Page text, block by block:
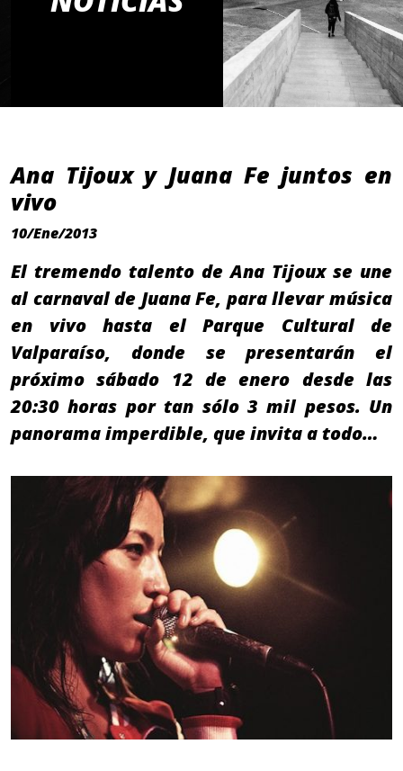
Ana Tijoux y Juana Fe juntos en
vivo
10/Ene/2013
El tremendo talento de Ana Tijoux se une
al carnaval de Juana Fe, para llevar música
en vivo hasta el Parque Cultural de
Valparaíso, donde se presentarán el
próximo sábado 12 de enero desde las
20:30 horas por tan sólo 3 mil pesos. Un
panorama imperdible, que invita a todo…